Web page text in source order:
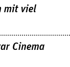
mit viel
Cinema